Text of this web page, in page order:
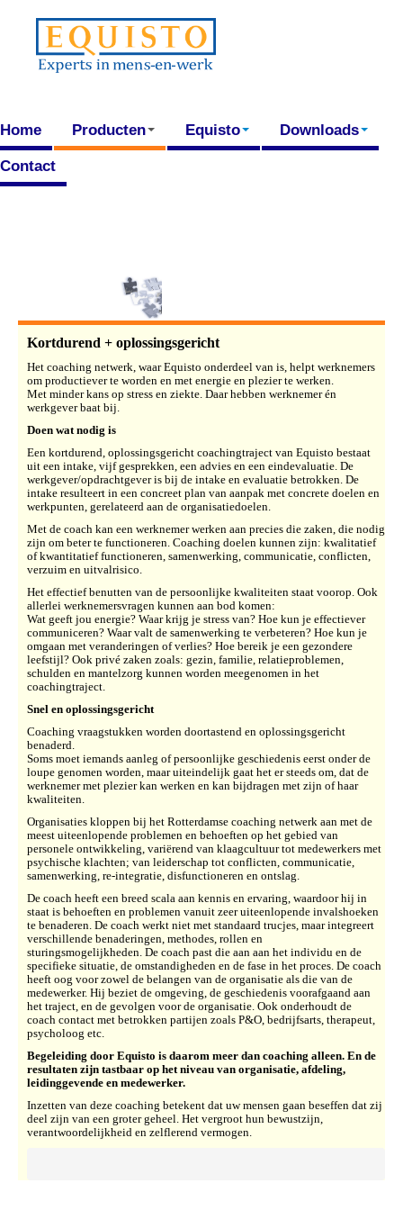
Home Producten Equisto
Downloads
Contact
Kortdurend + oplossingsgericht
Het coaching netwerk, waar Equisto onderdeel van is, helpt werknemers
om productiever te worden en met energie en plezier te werken.
Met minder kans op stress en ziekte. Daar hebben werknemer én
werkgever baat bij.
Doen wat nodig is
Een kortdurend, oplossingsgericht coachingtraject van Equisto bestaat
uit een intake, vijf gesprekken, een advies en een eindevaluatie. De
werkgever/opdrachtgever is bij de intake en evaluatie betrokken. De
intake resulteert in een concreet plan van aanpak met concrete doelen en
werkpunten, gerelateerd aan de organisatiedoelen.
Met de coach kan een werknemer werken aan precies die zaken, die nodig
zijn om beter te functioneren. Coaching doelen kunnen zijn: kwalitatief
of kwantitatief functioneren, samenwerking, communicatie, conflicten,
verzuim en uitvalrisico.
Het effectief benutten van de persoonlijke kwaliteiten staat voorop. Ook
allerlei werknemersvragen kunnen aan bod komen:
Wat geeft jou energie? Waar krijg je stress van? Hoe kun je effectiever
communiceren? Waar valt de samenwerking te verbeteren? Hoe kun je
omgaan met veranderingen of verlies? Hoe bereik je een gezondere
leefstijl? Ook privé zaken zoals: gezin, familie, relatieproblemen,
schulden en mantelzorg kunnen worden meegenomen in het
coachingtraject.
Snel en oplossingsgericht
Coaching vraagstukken worden doortastend en oplossingsgericht
benaderd.
Soms moet iemands aanleg of persoonlijke geschiedenis eerst onder de
loupe genomen worden, maar uiteindelijk gaat het er steeds om, dat de
werknemer met plezier kan werken en kan bijdragen met zijn of haar
kwaliteiten.
Organisaties kloppen bij het Rotterdamse coaching netwerk aan met de
meest uiteenlopende problemen en behoeften op het gebied van
personele ontwikkeling, variërend van klaagcultuur tot medewerkers met
psychische klachten; van leiderschap tot conflicten, communicatie,
samenwerking, re-integratie, disfunctioneren en ontslag.
De coach heeft een breed scala aan kennis en ervaring, waardoor hij in
staat is behoeften en problemen vanuit zeer uiteenlopende invalshoeken
te benaderen. De coach werkt niet met standaard trucjes, maar integreert
verschillende benaderingen, methodes, rollen en
sturingsmogelijkheden. De coach past die aan aan het individu en de
specifieke situatie, de omstandigheden en de fase in het proces. De coach
heeft oog voor zowel de belangen van de organisatie als die van de
medewerker. Hij beziet de omgeving, de geschiedenis voorafgaand aan
het traject, en de gevolgen voor de organisatie. Ook onderhoudt de
coach contact met betrokken partijen zoals P&O, bedrijfsarts, therapeut,
psycholoog etc.
Begeleiding door Equisto is daarom meer dan coaching alleen. En de
resultaten zijn tastbaar op het niveau van organisatie, afdeling,
leidinggevende en medewerker.
Inzetten van deze coaching betekent dat uw mensen gaan beseffen dat zij
deel zijn van een groter geheel. Het vergroot hun bewustzijn,
verantwoordelijkheid en zelflerend vermogen.